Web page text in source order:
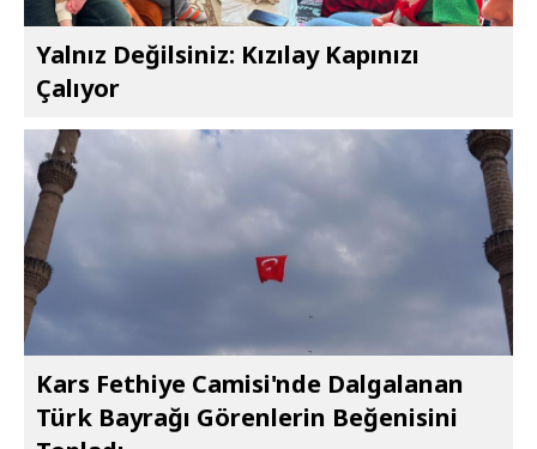
Yalnız Değilsiniz: Kızılay Kapınızı
Çalıyor
Kars Fethiye Camisi'nde Dalgalanan
Türk Bayrağı Görenlerin Beğenisini